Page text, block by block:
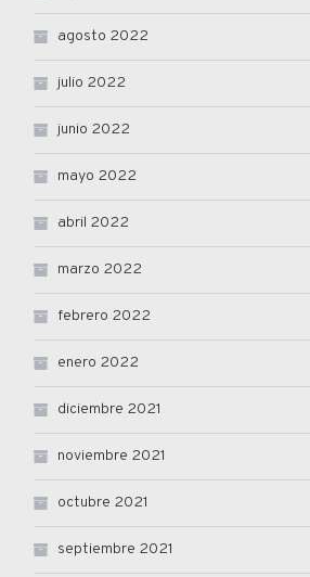
agosto 2022
julio 2022
junio 2022
mayo 2022
abril 2022
marzo 2022
febrero 2022
enero 2022
diciembre 2021
noviembre 2021
octubre 2021
septiembre 2021